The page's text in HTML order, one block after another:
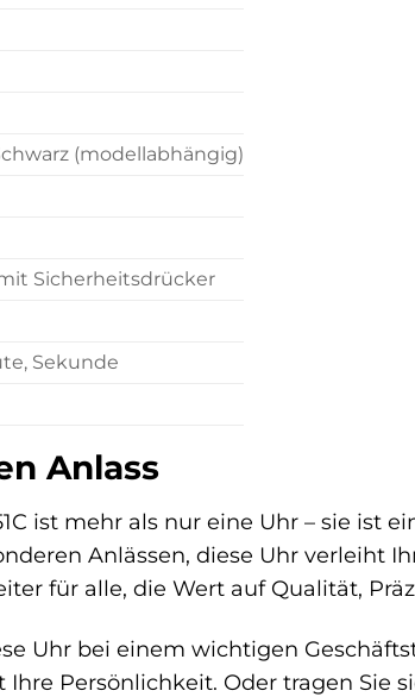
(modellabhängig)
Sicherheitsdrücker
Sekunde
Anlass
ist mehr als nur eine Uhr – sie ist
Anlässen, diese Uhr verleiht
für alle, die Wert auf Qualität,
Uhr bei einem wichtigen
Persönlichkeit. Oder tragen Sie